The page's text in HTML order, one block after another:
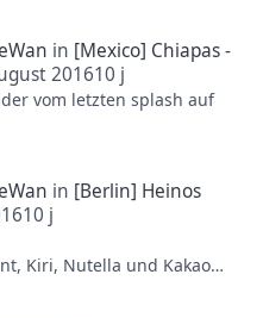
in [Mexico] Chiapas -
201610 j
vom letzten splash auf
in [Berlin] Heinos
10 j
Kiri, Nutella und Kakao